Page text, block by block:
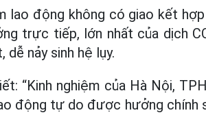
lao động không có giao kết
trực tiếp, lớn nhất của dịch
dễ nảy sinh hệ lụy.
“Kinh nghiệm của Hà Nội,
động tự do được hưởng chính